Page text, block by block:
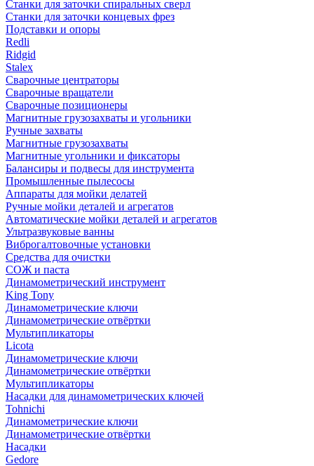
Станки для заточки спиральных сверл
Станки для заточки концевых фрез
Подставки и опоры
Redli
Ridgid
Stalex
Сварочные центраторы
Сварочные вращатели
Сварочные позиционеры
Магнитные грузозахваты и угольники
Ручные захваты
Магнитные грузозахваты
Магнитные угольники и фиксаторы
Балансиры и подвесы для инструмента
Промышленные пылесосы
Аппараты для мойки делатей
Ручные мойки деталей и агрегатов
Автоматические мойки деталей и агрегатов
Ультразвуковые ванны
Виброгалтовочные установки
Средства для очистки
СОЖ и паста
Динамометрический инструмент
King Tony
Динамометрические ключи
Динамометрические отвёртки
Мультипликаторы
Licota
Динамометрические ключи
Динамометрические отвёртки
Мультипликаторы
Насадки для динамометрических ключей
Tohnichi
Динамометрические ключи
Динамометрические отвёртки
Насадки
Gedore